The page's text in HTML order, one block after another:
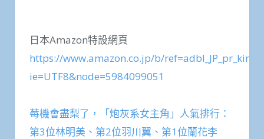
日本Amazon特設網頁
https://www.amazon.co.jp/b/
ie=UTF8&node=5984099051
莓機會盡梨了，「炮灰系女主角」人氣排行：
第3位林明美、第2位羽川翼、第1位蘭花李